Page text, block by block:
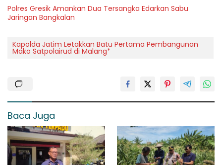
Polres Gresik Amankan Dua Tersangka Edarkan Sabu
Jaringan Bangkalan
Kapolda Jatim Letakkan Batu Pertama Pembangunan
Mako Satpolairud di Malang*
Baca Juga